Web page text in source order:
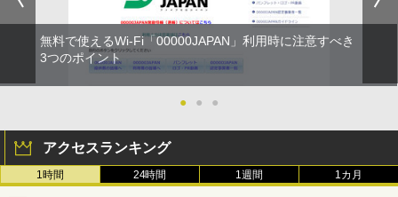
無料で使えるWi-Fi「00000JAPAN」利用時に注意すべき
3つのポイント
● ● ●
アクセスランキング
1時間 24時間 1週間 1カ月